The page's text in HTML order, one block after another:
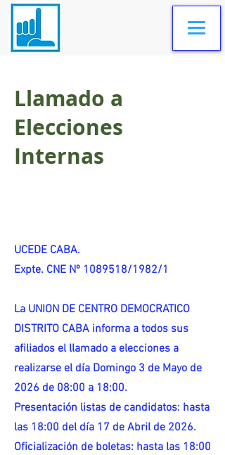
Llamado a
Elecciones
Internas
UCEDE CABA.
Expte. CNE Nº 1089518/1982/1
La UNION DE CENTRO DEMOCRATICO
DISTRITO CABA informa a todos sus
afiliados el llamado a elecciones a
realizarse el día Domingo 3 de Mayo de
2026 de 08:00 a 18:00.
Presentación listas de candidatos: hasta
las 18:00 del día 17 de Abril de 2026.
Oficialización de boletas: hasta las 18:00